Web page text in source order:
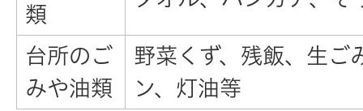
類
台所のご
みや油類
野菜くず、残飯、生ご
ン、灯油等